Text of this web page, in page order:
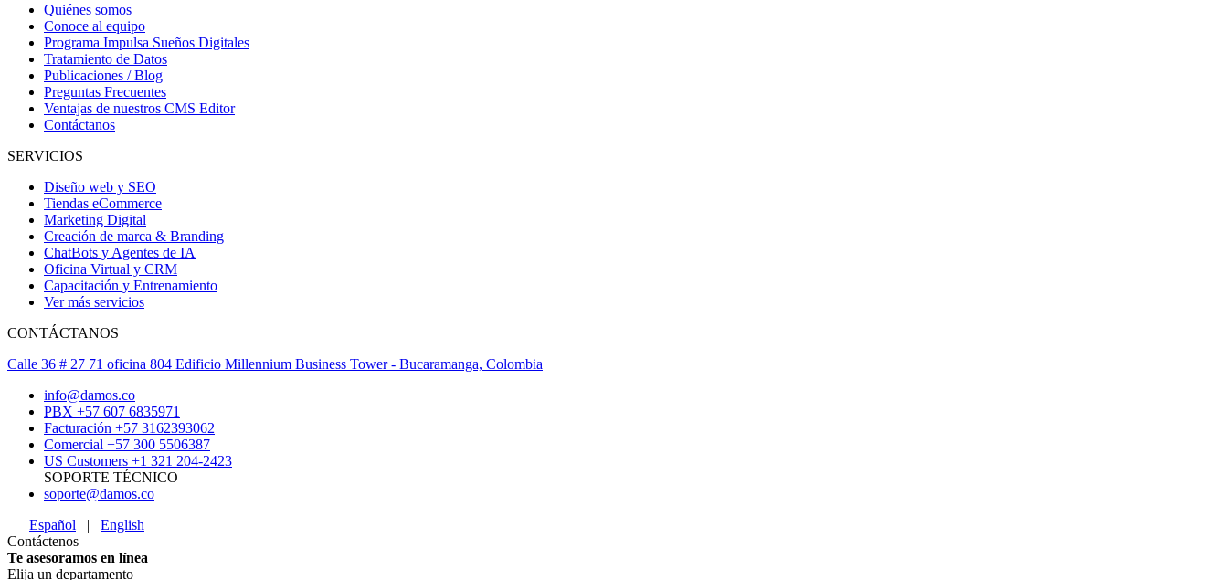
Quiénes somos
Conoce al equipo
Programa Impulsa Sueños Digitales
Tratamiento de Datos
Publicaciones / Blog
Preguntas Frecuentes
Ventajas de nuestros CMS Editor
Contáctanos
SERVICIOS
Diseño web y SEO
Tiendas eCommerce
Marketing Digital
Creación de marca & Branding
ChatBots y Agentes de IA
Oficina Virtual y CRM
Capacitación y Entrenamiento
Ver más servicios
CONTÁCTANOS
Calle 36 # 27 71 oficina 804 Edificio Millennium Business Tower - Bucaramanga, Colombia
info@damos.co
PBX +57 607 6835971
Facturación +57 3162393062
Comercial +57 300 5506387
US Customers +1 321 204-2423
SOPORTE TÉCNICO
soporte@damos.co
Español | English
Contáctenos
Te asesoramos en línea
Elija un departamento